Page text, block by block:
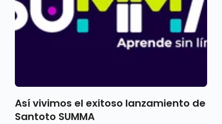
Así vivimos el exitoso lanzamiento de
Santoto SUMMA